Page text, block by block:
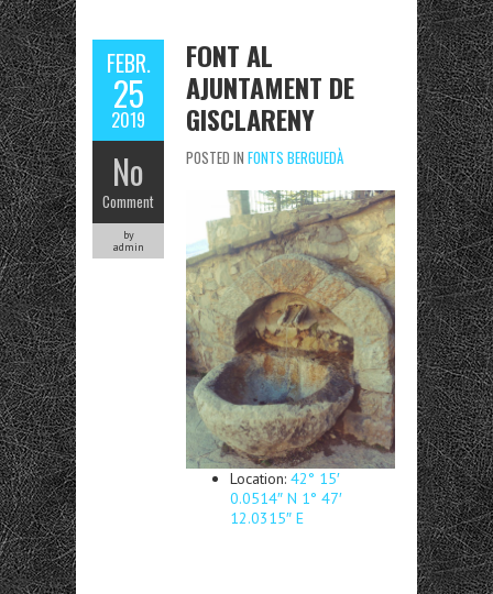
FEBR.
25
2019
No
Comment
by
admin
FONT AL
AJUNTAMENT DE
GISCLARENY
POSTED IN FONTS BERGUEDÀ
Location: 42° 15′
0.0514″ N 1° 47′
12.0315″ E